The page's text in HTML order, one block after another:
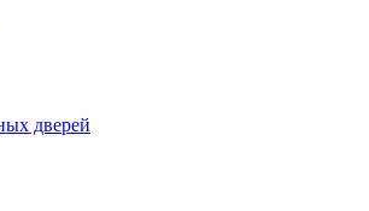
дверей